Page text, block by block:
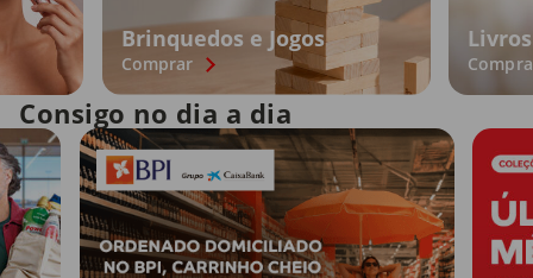
Brinquedos e Jogos
Comprar
Livros
Consigo no dia a dia